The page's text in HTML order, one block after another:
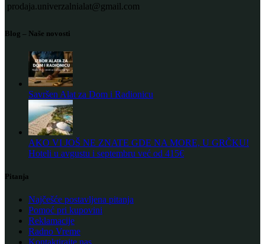
prodaja.univerzalnialat@gmail.com
Blog – Naše novosti
Savršen Alat za Dom i Radionicu
AKO VI JOŠ NE ZNATE GDE NA MORE, U GRČKU!
Hoteli u avgustu i septembru već od 415€
Pitanja
Najčešće postavljena pitanja
Pomoć pri kupovini
Reklamacije
Radno Vreme